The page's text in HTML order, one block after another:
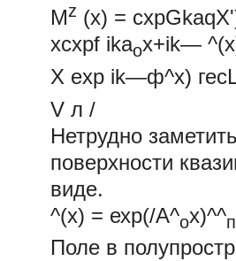
Mz (х) =
xcxpf ikaox+ik—
X exp ik—ф^х)
V л /
Нетрудно
поверхности
виде.
^(х) = ехр(/А^ох)^^п
Поле в